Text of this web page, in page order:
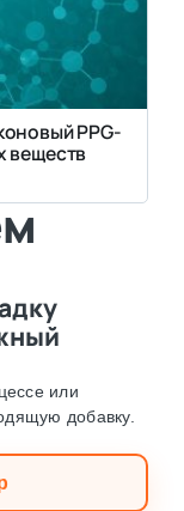
PPG-
веществ
или
добавку.